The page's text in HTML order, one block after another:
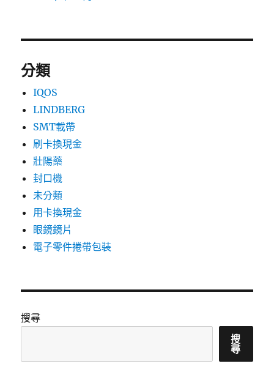
分類
IQOS
LINDBERG
SMT載帶
刷卡換現金
壯陽藥
封口機
未分類
用卡換現金
眼鏡鏡片
電子零件捲帶包裝
搜尋
搜
尋